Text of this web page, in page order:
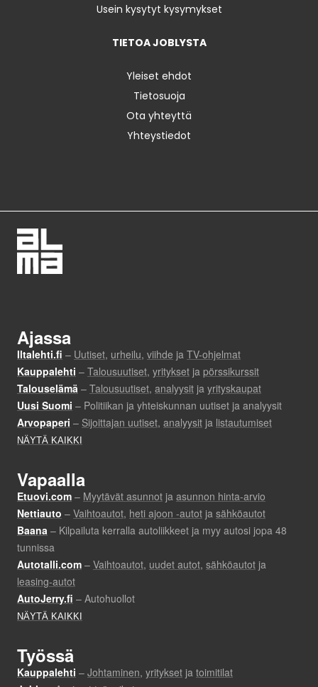
Usein kysytyt kysymykset
TIETOA JOBLYSTA
Yleiset ehdot
Tietosuoja
Ota yhteyttä
Yhteystiedot